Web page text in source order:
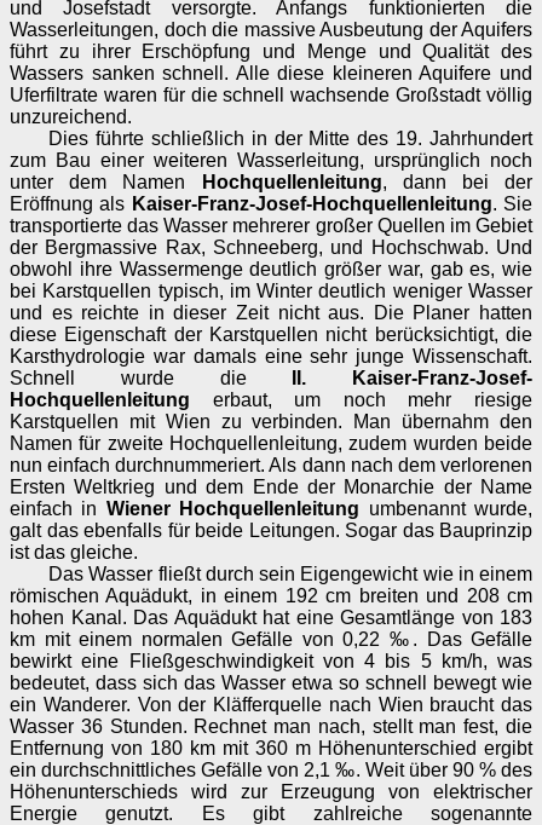
und Josefstadt versorgte. Anfangs funktionierten die
Wasserleitungen, doch die massive Ausbeutung der Aquifers
führt zu ihrer Erschöpfung und Menge und Qualität des
Wassers sanken schnell. Alle diese kleineren Aquifere und
Uferfiltrate waren für die schnell wachsende Großstadt völlig
unzureichend.
Dies führte schließlich in der Mitte des 19. Jahrhundert
zum Bau einer weiteren Wasserleitung, ursprünglich noch
unter dem Namen
Hochquellenleitung, dann bei der
Eröffnung als Kaiser-Franz-Josef-Hochquellenleitung. Sie
transportierte das Wasser mehrerer großer Quellen im Gebiet
der Bergmassive Rax, Schneeberg, und Hochschwab. Und
obwohl ihre Wassermenge deutlich größer war, gab es, wie
bei Karstquellen typisch, im Winter deutlich weniger Wasser
und es reichte in dieser Zeit nicht aus. Die Planer hatten
diese Eigenschaft der Karstquellen nicht berücksichtigt, die
Karsthydrologie war damals eine sehr junge Wissenschaft.
Schnell wurde die
II. Kaiser-Franz-Josef-
Hochquellenleitung erbaut, um noch mehr riesige
Karstquellen mit Wien zu verbinden. Man übernahm den
Namen für zweite Hochquellenleitung, zudem wurden beide
nun einfach durchnummeriert. Als dann nach dem verlorenen
Ersten Weltkrieg und dem Ende der Monarchie der Name
einfach in Wiener Hochquellenleitung umbenannt wurde,
galt das ebenfalls für beide Leitungen. Sogar das Bauprinzip
ist das gleiche.
Das Wasser fließt durch sein Eigengewicht wie in einem
römischen Aquädukt, in einem 192 cm breiten und 208 cm
hohen Kanal. Das Aquädukt hat eine Gesamtlänge von 183
km mit einem normalen Gefälle von 0,22 ‰. Das Gefälle
bewirkt eine Fließgeschwindigkeit von 4 bis 5 km/h, was
bedeutet, dass sich das Wasser etwa so schnell bewegt wie
ein Wanderer. Von der Kläfferquelle nach Wien braucht das
Wasser 36 Stunden. Rechnet man nach, stellt man fest, die
Entfernung von 180 km mit 360 m Höhenunterschied ergibt
ein durchschnittliches Gefälle von 2,1 ‰. Weit über 90 % des
Höhenunterschieds wird zur Erzeugung von elektrischer
Energie genutzt. Es gibt zahlreiche sogenannte